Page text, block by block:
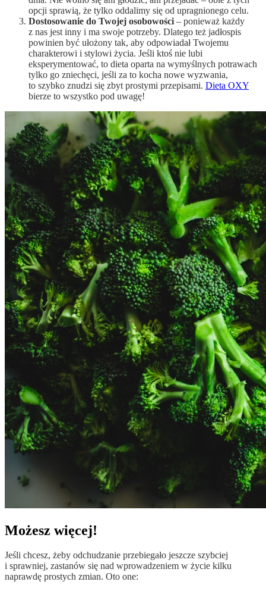
opcji sprawią, że tylko oddalimy się od upragnionego celu.
Dostosowanie do Twojej osobowości – ponieważ każdy
z nas jest inny i ma swoje potrzeby. Dlatego też jadłospis
powinien być ułożony tak, aby odpowiadał Twojemu
charakterowi i stylowi życia. Jeśli ktoś nie lubi
eksperymentować, to dieta oparta na wymyślnych potrawach
tylko go zniechęci, jeśli za to kocha nowe wyzwania,
to szybko znudzi się zbyt prostymi przepisami. Dieta OXY
bierze to wszystko pod uwagę!
Możesz więcej!
Jeśli chcesz, żeby odchudzanie przebiegało jeszcze szybciej
i sprawniej, zastanów się nad wprowadzeniem w życie kilku
naprawdę prostych zmian. Oto one: